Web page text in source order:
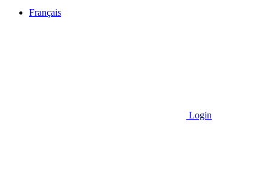
Français
Login